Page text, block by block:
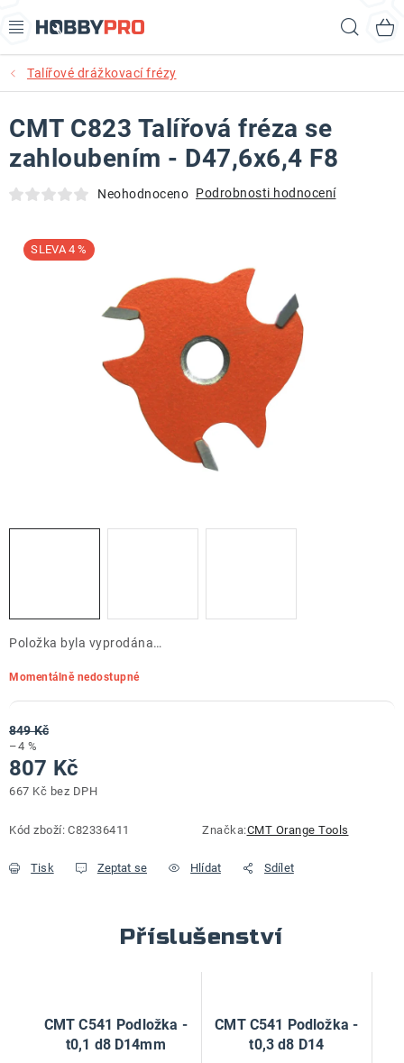
na
AKCE
PRODUKTY
PRODUKTY RECORD POWER
NOVINKY
KURZY SOUSTRUŽENÍ DŘEVA
Kontakt
Obchodní podmínky
Talířové drážkovací frézy
Položka byla vyprodána…
Momentálně nedostupné
849 Kč
–4 %
807 Kč
667 Kč bez DPH
Kód zboží: C82336411 Značka:CMT Orange Tools
Tisk Zeptat se Hlídat Sdílet
CMT C823 Talířová fréza se
zahloubením - D47,6x6,4 F8
Neohodnoceno Podrobnosti hodnocení
4 %
Příslušenství
CMT C541 Podložka -
t0,1 d8 D14mm
CMT C541 Podložka -
t0,3 d8 D14